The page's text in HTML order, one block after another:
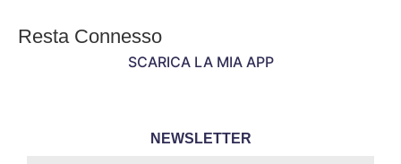
Resta Connesso
SCARICA LA MIA APP
NEWSLETTER